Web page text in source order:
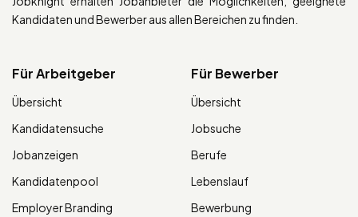
Kandidaten und Bewerber aus allen Bereichen zu finden.
Für Arbeitgeber
Übersicht
Kandidatensuche
Jobanzeigen
Kandidatenpool
Employer Branding
Für Bewerber
Übersicht
Jobsuche
Berufe
Lebenslauf
Bewerbung